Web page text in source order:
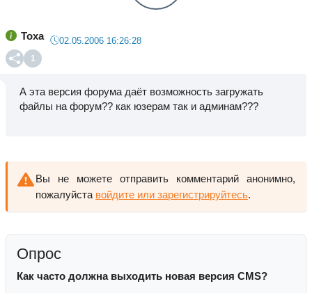
Toxa 02.05.2006 16:26:28
1
А эта версия форума даёт возможность загружать
файлы на форум?? как юзерам так и админам???
Вы не можете отправить комментарий анонимно,
пожалуйста войдите или зарегистрируйтесь.
Опрос
Как часто должна выходить новая версия CMS?